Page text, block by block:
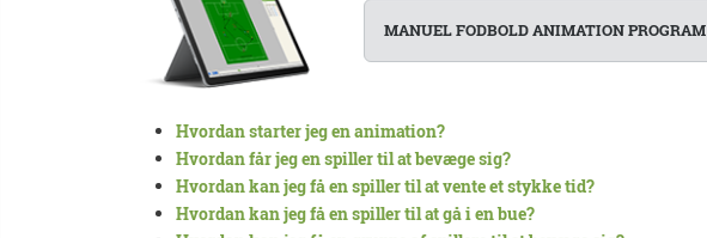
MANUEL FODBOLD ANIMATION PROGRAM
Hvordan starter jeg en animation?
Hvordan får jeg en spiller til at bevæge sig?
Hvordan kan jeg få en spiller til at vente et stykke tid?
Hvordan kan jeg få en spiller til at gå i en bue?